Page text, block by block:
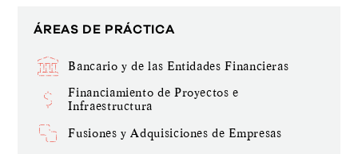
ÁREAS DE PRÁCTICA
Bancario y de las Entidades Financieras
Financiamiento de Proyectos e
Infraestructura
Fusiones y Adquisiciones de Empresas